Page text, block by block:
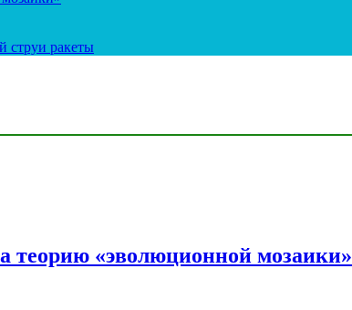
струи ракеты
теорию «эволюционной мозаики»